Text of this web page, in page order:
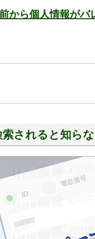
から個人情報がバ
索されると知ら